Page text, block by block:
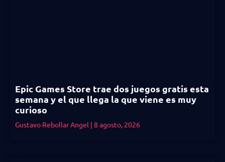
Epic Games Store trae dos juegos gratis esta
semana y el que llega la que viene es muy
curioso
Gustavo Rebollar Angel 8 agosto, 2026